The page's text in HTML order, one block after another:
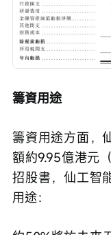
籌資用途
籌資用途方面，
額約9.95億港元
招股書，仙工智
用途：